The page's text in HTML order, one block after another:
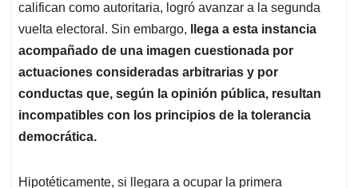
califican como autoritaria, logró avanzar a la segunda
vuelta electoral. Sin embargo,
llega a esta instancia
acompañado de una imagen cuestionada por
actuaciones consideradas arbitrarias y por
conductas que, según la opinión pública, resultan
incompatibles con los principios de la tolerancia
democrática.
Hipotéticamente, si llegara a ocupar la primera